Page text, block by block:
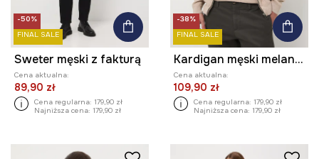
-50%
FINAL SALE
Sweter męski z fakturą
Cena aktualna:
89,90 zł
Cena regularna: 179,90 zł
Najniższa cena: 179,90 zł
-38%
FINAL SALE
Kardigan męski melanżowy z wiskozą
Cena aktualna:
109,90 zł
Cena regularna: 179,90 zł
Najniższa cena: 179,90 zł